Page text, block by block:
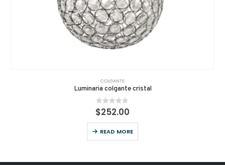
COLGANTE
Luminaria colgante cristal
0 out of 5
$252.00
READ MORE